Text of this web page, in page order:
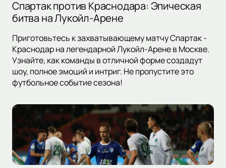
Спартак против Краснодара: Эпическая
битва на Лукойл-Арене
Приготовьтесь к захватывающему матчу Спартак -
Краснодар на легендарной Лукойл-Арене в Москве.
Узнайте, как команды в отличной форме создадут
шоу, полное эмоций и интриг. Не пропустите это
футбольное событие сезона!